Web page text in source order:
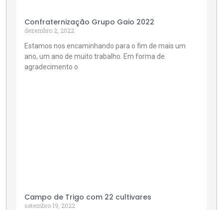
Confraternização Grupo Gaio 2022
dezembro 2, 2022
Estamos nos encaminhando para o fim de mais um
ano, um ano de muito trabalho. Em forma de
agradecimento o
Campo de Trigo com 22 cultivares
setembro 19, 2022